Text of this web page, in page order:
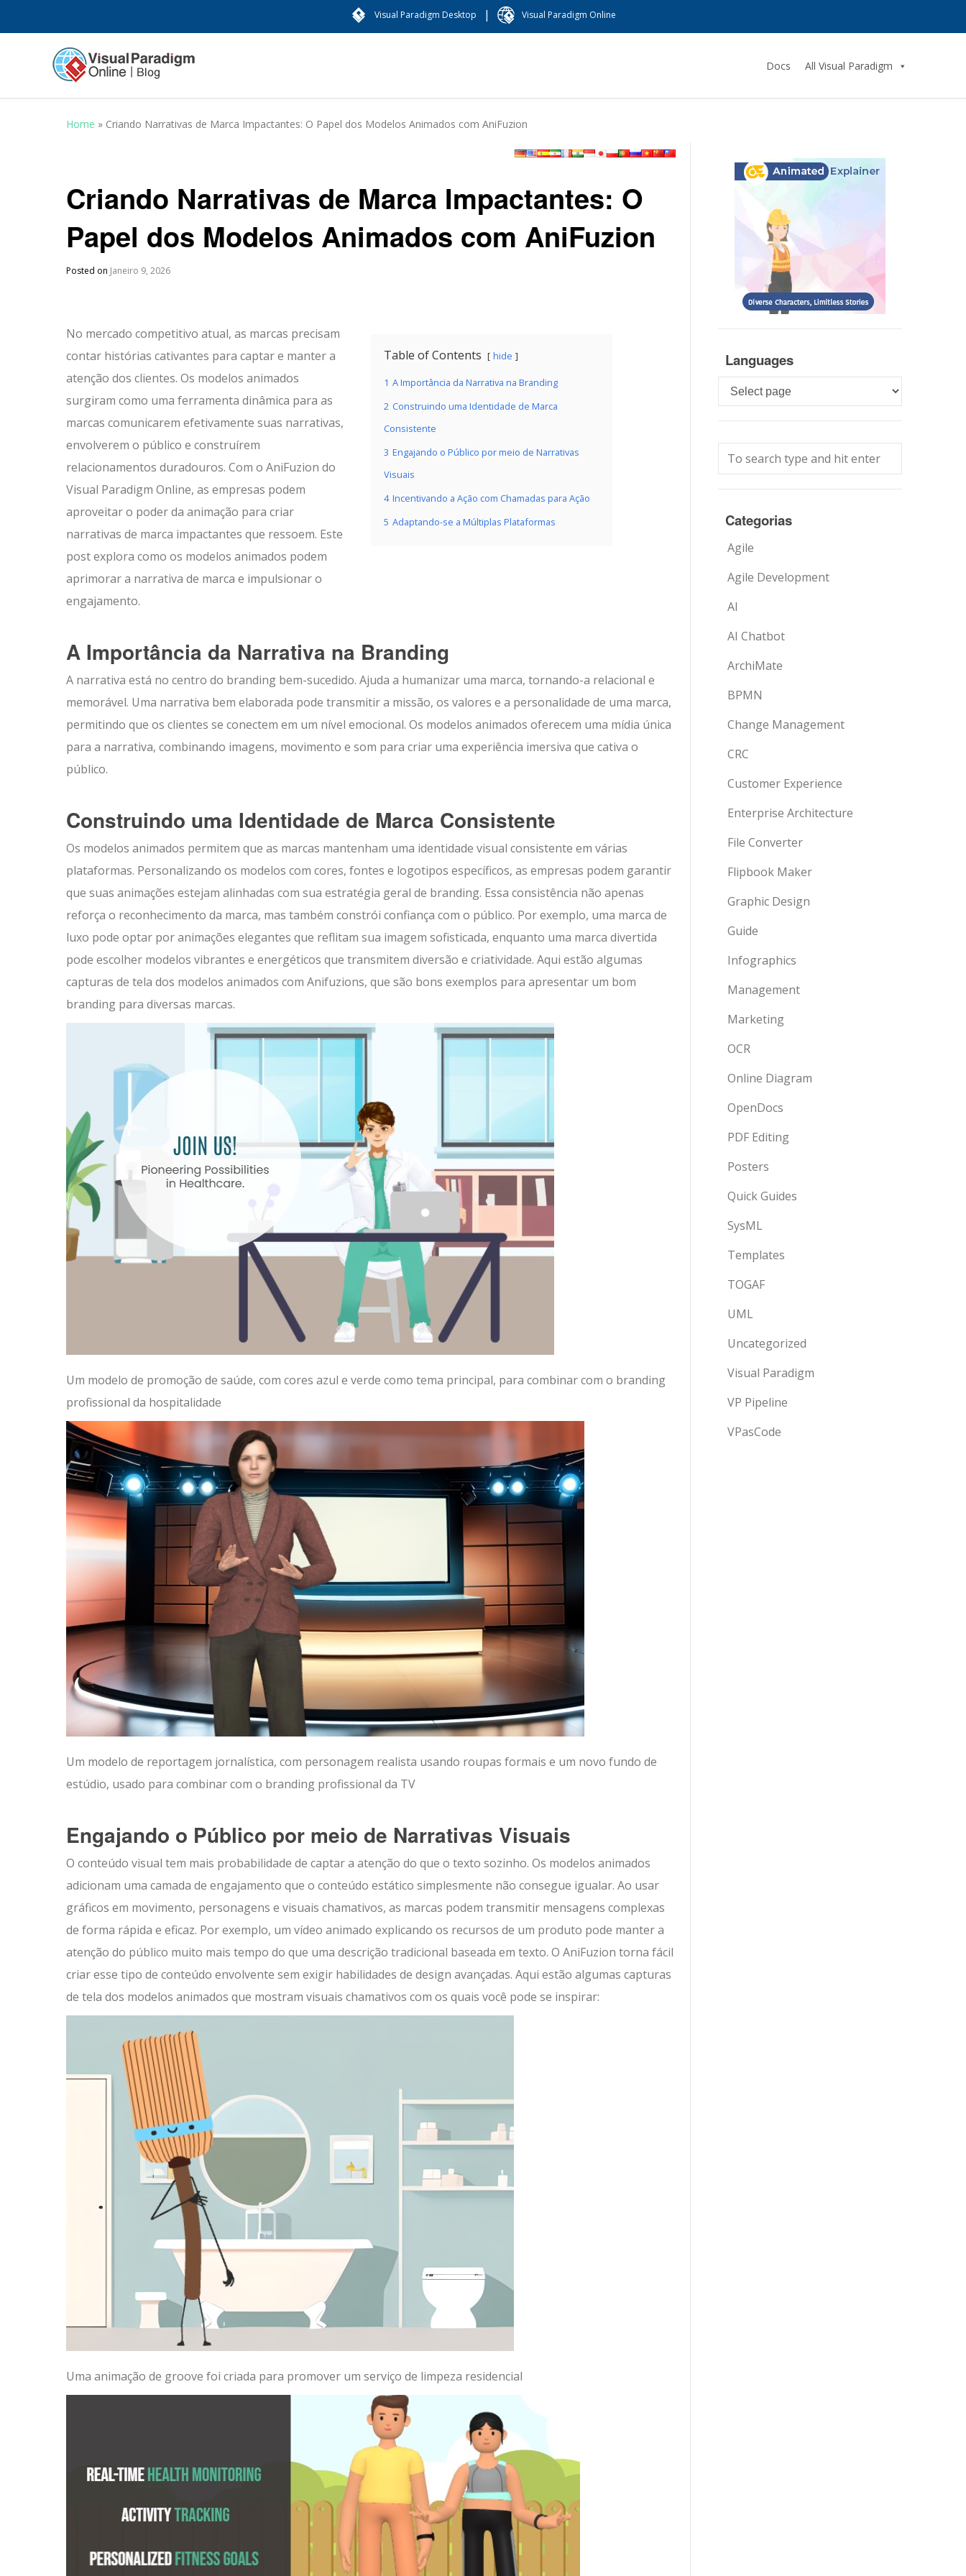
Visual Paradigm Desktop | Visual Paradigm Online
Docs All Visual Paradigm
Home » Criando Narrativas de Marca Impactantes: O Papel dos Modelos Animados com AniFuzion
Criando Narrativas de Marca Impactantes: O
Papel dos Modelos Animados com AniFuzion
Posted on Janeiro 9, 2026
Table of Contents hide
1 A Importância da Narrativa na Branding
2 Construindo uma Identidade de Marca
Consistente
3 Engajando o Público por meio de Narrativas
Visuais
4 Incentivando a Ação com Chamadas para Ação
5 Adaptando-se a Múltiplas Plataformas
No mercado competitivo atual, as marcas precisam
contar histórias cativantes para captar e manter a
atenção dos clientes. Os modelos animados
surgiram como uma ferramenta dinâmica para as
marcas comunicarem efetivamente suas narrativas,
envolverem o público e construírem
relacionamentos duradouros. Com o AniFuzion do
Visual Paradigm Online, as empresas podem
aproveitar o poder da animação para criar
narrativas de marca impactantes que ressoem. Este
post explora como os modelos animados podem
aprimorar a narrativa de marca e impulsionar o
engajamento.
A Importância da Narrativa na Branding
A narrativa está no centro do branding bem-sucedido. Ajuda a humanizar uma marca, tornando-a relacional e
memorável. Uma narrativa bem elaborada pode transmitir a missão, os valores e a personalidade de uma marca,
permitindo que os clientes se conectem em um nível emocional. Os modelos animados oferecem uma mídia única
para a narrativa, combinando imagens, movimento e som para criar uma experiência imersiva que cativa o
público.
Construindo uma Identidade de Marca Consistente
Os modelos animados permitem que as marcas mantenham uma identidade visual consistente em várias
plataformas. Personalizando os modelos com cores, fontes e logotipos específicos, as empresas podem garantir
que suas animações estejam alinhadas com sua estratégia geral de branding. Essa consistência não apenas
reforça o reconhecimento da marca, mas também constrói confiança com o público. Por exemplo, uma marca de
luxo pode optar por animações elegantes que reflitam sua imagem sofisticada, enquanto uma marca divertida
pode escolher modelos vibrantes e energéticos que transmitem diversão e criatividade. Aqui estão algumas
capturas de tela dos modelos animados com Anifuzions, que são bons exemplos para apresentar um bom
branding para diversas marcas.
Um modelo de promoção de saúde, com cores azul e verde como tema principal, para combinar com o branding
profissional da hospitalidade
Um modelo de reportagem jornalística, com personagem realista usando roupas formais e um novo fundo de
estúdio, usado para combinar com o branding profissional da TV
Engajando o Público por meio de Narrativas Visuais
O conteúdo visual tem mais probabilidade de captar a atenção do que o texto sozinho. Os modelos animados
adicionam uma camada de engajamento que o conteúdo estático simplesmente não consegue igualar. Ao usar
gráficos em movimento, personagens e visuais chamativos, as marcas podem transmitir mensagens complexas
de forma rápida e eficaz. Por exemplo, um vídeo animado explicando os recursos de um produto pode manter a
atenção do público muito mais tempo do que uma descrição tradicional baseada em texto. O AniFuzion torna fácil
criar esse tipo de conteúdo envolvente sem exigir habilidades de design avançadas. Aqui estão algumas capturas
de tela dos modelos animados que mostram visuais chamativos com os quais você pode se inspirar:
Uma animação de groove foi criada para promover um serviço de limpeza residencial
Languages
Languages
Categorias
Agile
Agile Development
AI
AI Chatbot
ArchiMate
BPMN
Change Management
CRC
Customer Experience
Enterprise Architecture
File Converter
Flipbook Maker
Graphic Design
Guide
Infographics
Management
Marketing
OCR
Online Diagram
OpenDocs
PDF Editing
Posters
Quick Guides
SysML
Templates
TOGAF
UML
Uncategorized
Visual Paradigm
VP Pipeline
VPasCode